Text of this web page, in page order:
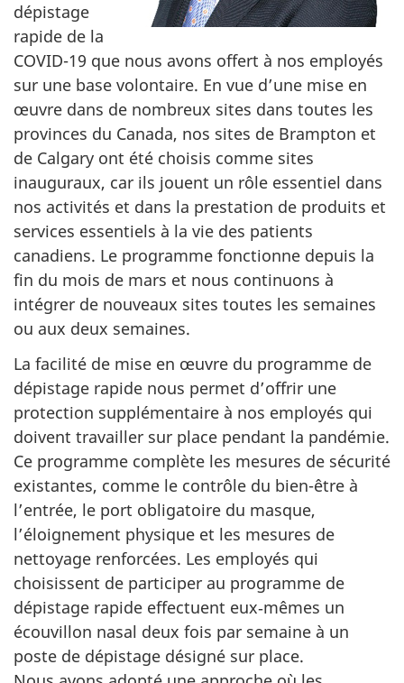
dépistage
rapide de la
COVID-19 que nous avons offert à nos employés
sur une base volontaire. En vue d’une mise en
œuvre dans de nombreux sites dans toutes les
provinces du Canada, nos sites de Brampton et
de Calgary ont été choisis comme sites
inauguraux, car ils jouent un rôle essentiel dans
nos activités et dans la prestation de produits et
services essentiels à la vie des patients
canadiens. Le programme fonctionne depuis la
fin du mois de mars et nous continuons à
intégrer de nouveaux sites toutes les semaines
ou aux deux semaines.
La facilité de mise en œuvre du programme de
dépistage rapide nous permet d’offrir une
protection supplémentaire à nos employés qui
doivent travailler sur place pendant la pandémie.
Ce programme complète les mesures de sécurité
existantes, comme le contrôle du bien-être à
l’entrée, le port obligatoire du masque,
l’éloignement physique et les mesures de
nettoyage renforcées. Les employés qui
choisissent de participer au programme de
dépistage rapide effectuent eux‑mêmes un
écouvillon nasal deux fois par semaine à un
poste de dépistage désigné sur place.